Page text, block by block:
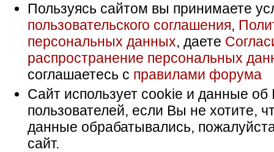
Пользуясь сайтом вы принимаете
пользовательского соглашения,
персональных данных, даете
распространение персональных
соглашаетесь с правилами форума
Сайт использует cookie и данные об
пользователей, если Вы не хотите,
данные обрабатывались,
сайт.